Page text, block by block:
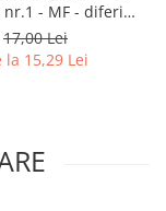
- MF - diferite
marimi
17,00 Lei
la 15,29 Lei